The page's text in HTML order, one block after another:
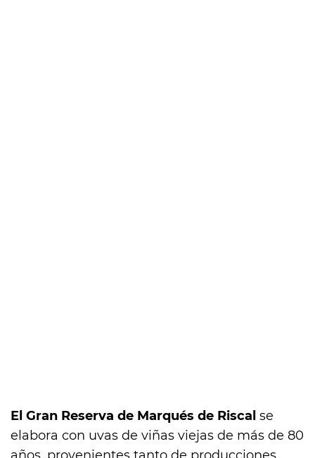
El Gran Reserva de Marqués de Riscal se
elabora con uvas de viñas viejas de más de 80